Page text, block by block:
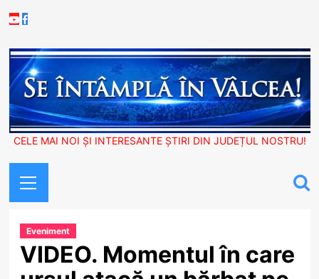
to
Youtube
Facebook
CELE MAI NOI ȘI INTERESANTE ȘTIRI DIN JUDEȚUL NOSTRU!
Menu
Eveniment
VIDEO. Momentul în care